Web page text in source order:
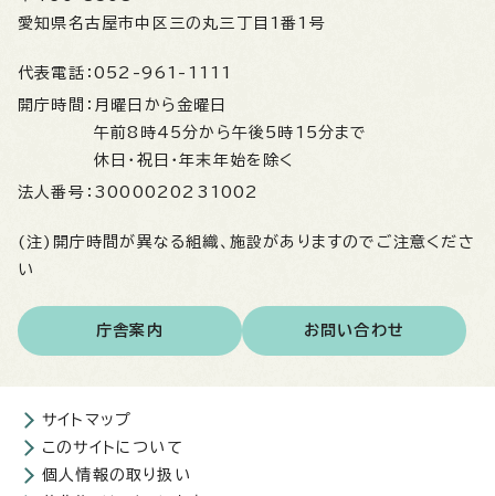
愛知県名古屋市中区三の丸三丁目1番1号
代表電話： 052-961-1111
開庁時間： 月曜日から金曜日
午前8時45分から午後5時15分まで
休日・祝日・年末年始を除く
法人番号： 3000020231002
(注)開庁時間が異なる組織、施設がありますのでご注意くださ
い
庁舎案内 お問い合わせ
サイトマップ
このサイトについて
個人情報の取り扱い